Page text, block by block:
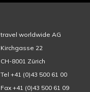
travel worldwide AG
Kirchgasse 22
CH-8001 Zürich
Tel +41 (0)43 500 61 00
Fax +41 (0)43 500 61 09